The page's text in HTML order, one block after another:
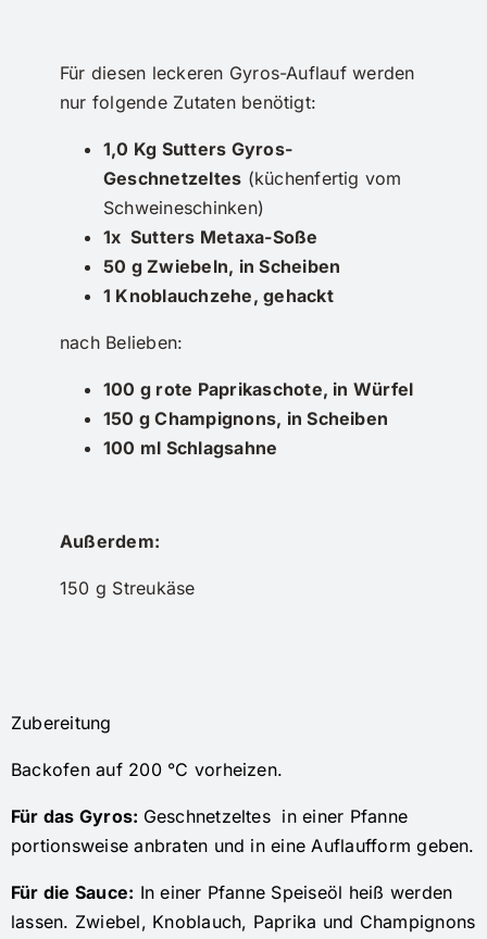
Für diesen leckeren Gyros-Auflauf werden
nur folgende Zutaten benötigt:
1,0 Kg Sutters Gyros-
Geschnetzeltes (küchenfertig vom
Schweineschinken)
1x Sutters Metaxa-Soße
50 g Zwiebeln, in Scheiben
1 Knoblauchzehe, gehackt
nach Belieben:
100 g rote Paprikaschote, in Würfel
150 g Champignons, in Scheiben
100 ml Schlagsahne
Außerdem:
150 g Streukäse
Zubereitung
Backofen auf 200 °C vorheizen.
Für das Gyros: Geschnetzeltes in einer Pfanne
portionsweise anbraten und in eine Auflaufform geben.
Für die Sauce: In einer Pfanne Speiseöl heiß werden
lassen. Zwiebel, Knoblauch, Paprika und Champignons